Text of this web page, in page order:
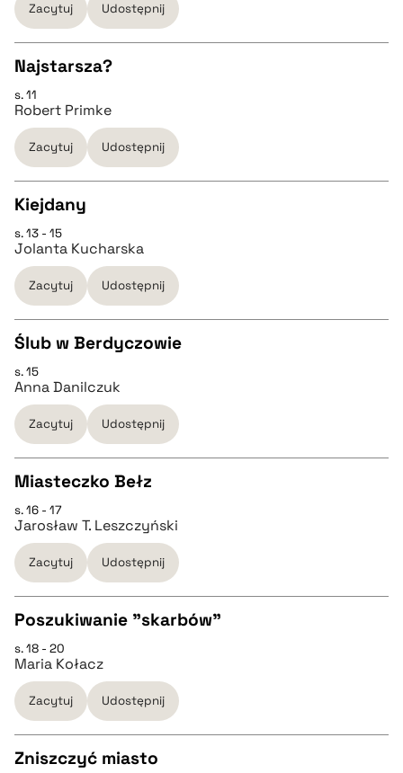
pobierz cytat
BIBTEX
pobierz cytat
Zacytuj Udostępnij
CZYSTY TEKST
pobierz cytat
BIBTEX
pobierz cytat
Najstarsza?
s. 11
Robert Primke
Zacytuj Udostępnij
CZYSTY TEKST
pobierz cytat
BIBTEX
pobierz cytat
Kiejdany
s. 13 - 15
Jolanta Kucharska
Zacytuj Udostępnij
CZYSTY TEKST
pobierz cytat
BIBTEX
pobierz cytat
Ślub w Berdyczowie
s. 15
Anna Danilczuk
Zacytuj Udostępnij
CZYSTY TEKST
pobierz cytat
BIBTEX
pobierz cytat
Miasteczko Bełz
s. 16 - 17
Jarosław T. Leszczyński
Zacytuj Udostępnij
CZYSTY TEKST
pobierz cytat
BIBTEX
Poszukiwanie "skarbów"
s. 18 - 20
Maria Kołacz
Zacytuj Udostępnij
Zniszczyć miasto